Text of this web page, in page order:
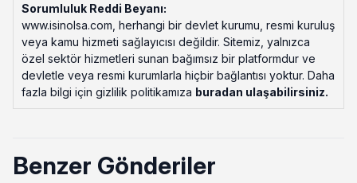
Sorumluluk Reddi Beyanı:
www.isinolsa.com, herhangi bir devlet kurumu, resmi kuruluş
veya kamu hizmeti sağlayıcısı değildir. Sitemiz, yalnızca
özel sektör hizmetleri sunan bağımsız bir platformdur ve
devletle veya resmi kurumlarla hiçbir bağlantısı yoktur. Daha
fazla bilgi için gizlilik politikamıza buradan ulaşabilirsiniz.
Benzer Gönderiler